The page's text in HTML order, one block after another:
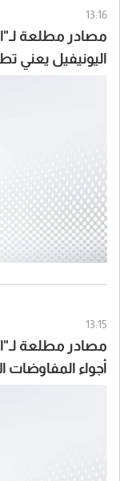
13:16
مصادر مطلعة
13:15
مصادر مطلعة
أجواء المفاوضات